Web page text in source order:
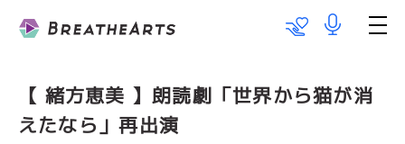
Talent List
Information
【 緒方恵美 】朗読劇「世界から猫が消
えたなら」再出演